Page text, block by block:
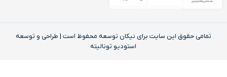
تمامی حقوق این‌ سایت برای نیکان توسعه محفوظ است | طراحی و توسعه
استودیو تونالیته